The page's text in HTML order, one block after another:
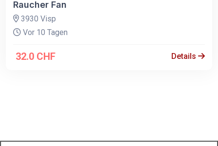
Raucher Fan
3930 Visp
Vor 10 Tagen
32.0 CHF Details